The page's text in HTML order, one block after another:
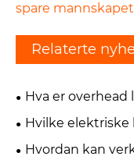
spare
Relaterte
Hva er
er det kritisk for
Hvilke
risikoen uten å
Hvordan kan